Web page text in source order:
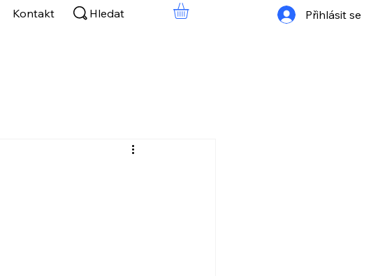
Kontakt
Přihlásit se
Hledat